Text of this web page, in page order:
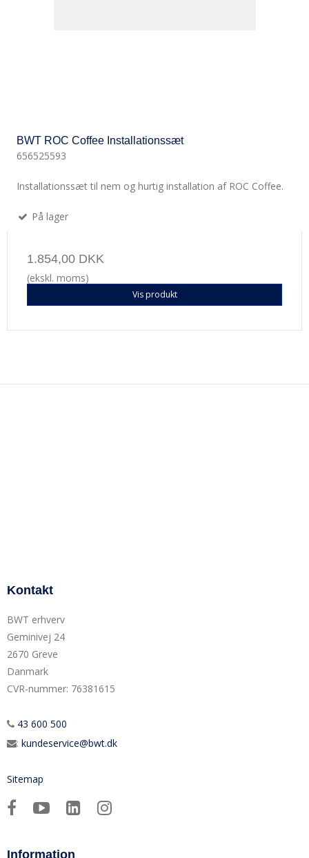
BWT ROC Coffee Installationssæt
656525593
Installationssæt til nem og hurtig installation af ROC Coffee.
På lager
1.854,00 DKK
(ekskl. moms)
Vis produkt
Kontakt
BWT erhverv
Geminivej 24
2670 Greve
Danmark
CVR-nummer: 76381615
43 600 500
: kundeservice@bwt.dk
Sitemap
Information